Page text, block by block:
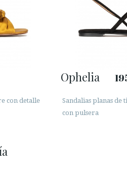
con detalle
Ophelia
Sandalias planas de
con pulsera